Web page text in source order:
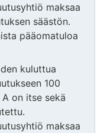
maksaa
säästön.
pääomatuloa
kuluttua
100
on itse sekä
maksaa